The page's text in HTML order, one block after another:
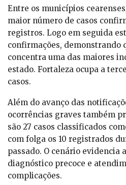
Entre os municípios
maior número de casos
registros. Logo em seguida
confirmações, demonstrando
concentra uma das maiores
estado. Fortaleza ocupa a
casos.
Além do avanço das
ocorrências graves também
são 27 casos classificados
com folga os 10 registrados
passado. O cenário evidencia
diagnóstico precoce e
complicações.